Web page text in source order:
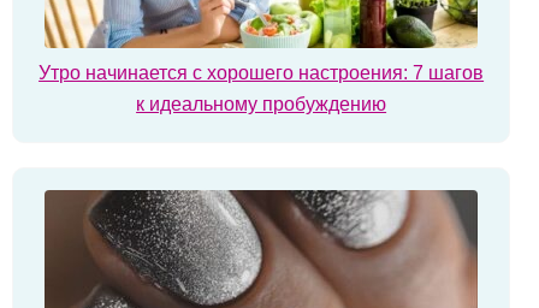
Утро начинается с хорошего настроения: 7 шагов
к идеальному пробуждению